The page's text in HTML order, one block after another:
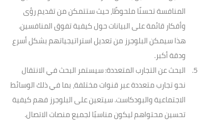
المنافسة تحسنًا ملحوظًا، حيث ستتمكن من تقديم رؤى
وأفكار قائمة على البيانات حول كيفية تفوق المنافسين.
هذا سيمكن البلوجرز من تعديل استراتيجياتهم بشكل أسرع
ودقة أكبر.
البحث عن التجارب المتعددة: سيستمر البحث في الانتقال
نحو تجارب متعددة عبر قنوات مختلفة، بما في ذلك الوسائط
الاجتماعية والبودكاست. سيتعين على البلوجرز فهم كيفية
تحسين محتواهم ليكون مناسبًا لجميع منصات الاتصال.